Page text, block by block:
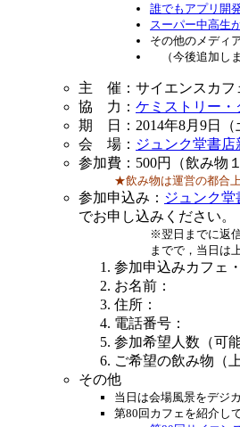
誰でもアプリ開
スーパー中高生
その他のメディ
（今後追加しま
主 催：サイエンスカフ
協 力： ケミストリー・
期 日：2014年8月9日（
会 場： ジュンク堂書店
参加費：500円（飲み物
★飲み物は運営の都合
参加申込み： ジュンク
でお申し込みください。
※翌日までに返
までで，当日は
参加申込みカフェ
お名前：
住所：
電話番号：
参加希望人数（可
ご希望の飲み物（
その他
当日は会場風景をデジ
第80回カフェを紹介し